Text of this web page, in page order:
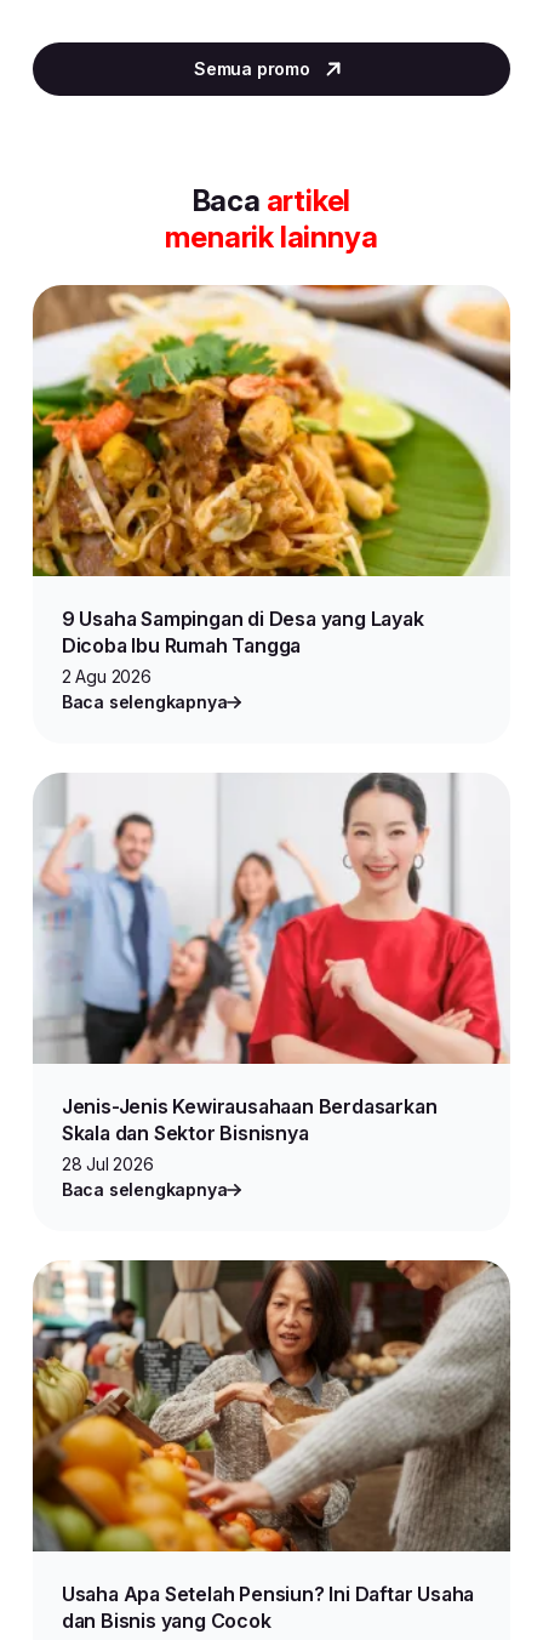
2
of
Semua promo
Baca artikel
menarik lainnya
9 Usaha Sampingan di Desa yang Layak
Dicoba Ibu Rumah Tangga
2 Agu 2026
Baca selengkapnya
Jenis-Jenis Kewirausahaan Berdasarkan
Skala dan Sektor Bisnisnya
28 Jul 2026
Baca selengkapnya
Usaha Apa Setelah Pensiun? Ini Daftar Usaha
dan Bisnis yang Cocok